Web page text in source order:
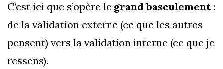
C’est ici que s’opère le grand basculement:
de la validation externe (ce que les autres
pensent) vers la validation interne (ce que je
ressens).